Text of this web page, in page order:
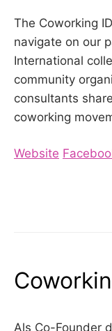
The Coworking
navigate on our
International
community
consultants
coworking
Website
Als Co-Founder